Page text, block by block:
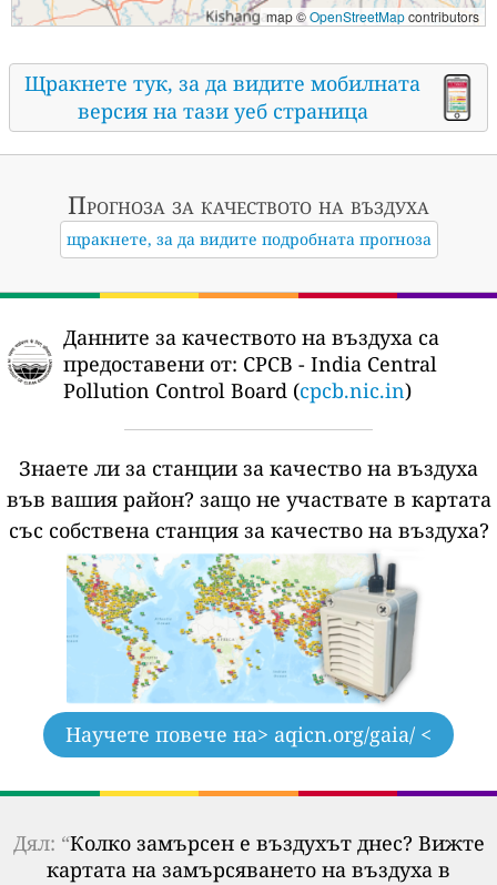
map ©OpenStreetMapcontributors
Щракнете тук, за да видите мобилната
версия на тази уеб страница
Прогноза за качеството на въздуха
щракнете, за да видите подробната прогноза
Данните за качеството на въздуха са
предоставени от: CPCB - India Central
Pollution Control Board (cpcb.nic.in)
Знаете ли за станции за качество на въздуха
във вашия район? защо не участвате в картата
със собствена станция за качество на въздуха?
Научете повече на> aqicn.org/gaia/ <
Дял: “Колко замърсен е въздухът днес? Вижте
картата на замърсяването на въздуха в